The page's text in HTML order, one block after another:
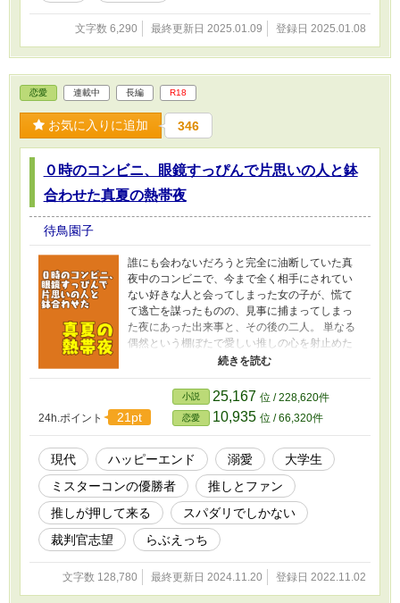
文字数 6,290 最終更新日 2025.01.09 登録日 2025.01.08
恋愛 連載中 長編 R18
お気に入りに追加 346
０時のコンビニ、眼鏡すっぴんで片思いの人と鉢
合わせた真夏の熱帯夜
待鳥園子
誰にも会わないだろうと完全に油断していた真
夜中のコンビニで、今まで全く相手にされてい
ない好きな人と会ってしまった女の子が、慌て
て逃亡を謀ったものの、見事に捕まってしまっ
た夜にあった出来事と、その後の二人。 単なる
偶然という棚ぼたで愛しい推しの心を射止めた
女の子が、あまりにモテすぎたために心に闇を
抱えてしまった男の子を癒すだけのラブコメ。
※ヒーローがシャレにならないレベルの女嫌い
です(ヒロインのみ除く)一方向から見た偏見など
も強めなので、苦手な方は気をつけて下さい。
※R描写ありは、★付。
24h.ポイント 21pt
小説 25,167 位 / 228,620件
恋愛 10,935 位 / 66,320件
現代 ハッピーエンド 溺愛
大学生
ミスターコンの優勝者
推しとファン
推しが押して来る
スパダリでしかない
裁判官志望
らぶえっち
文字数 128,780 最終更新日 2024.11.20 登録日 2022.11.02